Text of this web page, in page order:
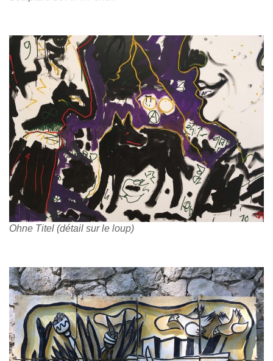
Ohne Titel (détail sur le loup)